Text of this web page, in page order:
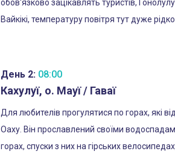
обов'язково зацікавлять туристів,
Вайкікі, температуру повітря тут дуже
День 2: 08:00
Кахулуї, о. Мауї / Гаваї
Для любителів прогулятися по горах, які
Оаху. Він прославлений своїми
горах, спуски з них на гірських